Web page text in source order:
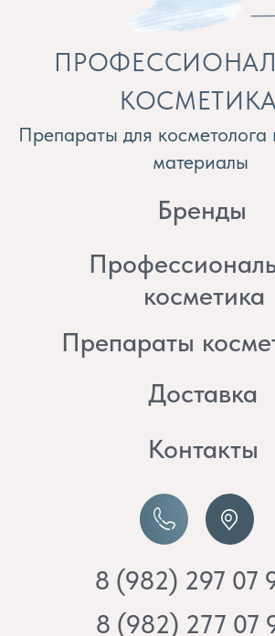
Препараты для косметолога и расходные
материалы
8 (982) 297 07 97
Бренды
Профессиональная
Препараты косметолога
Доставка
8 (982) 277 07 97